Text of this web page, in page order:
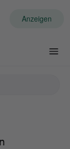
Anzeigen